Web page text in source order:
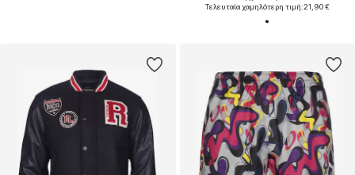
Τελευταία χαμηλότερη τιμή:21,90 €